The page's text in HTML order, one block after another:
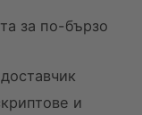
за по-бързо
и